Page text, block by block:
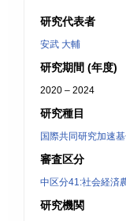
研究代表者
安武 大輔
研究期間 (年度)
2020 – 2024
研究種目
国際共同研究加速
審査区分
中区分41:社会経済
研究機関